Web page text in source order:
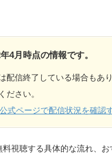
4月時点の情報です。
配信終了している場合もあ
ださい。
式ページで配信状況を確認
料視聴する具体的な流れ、